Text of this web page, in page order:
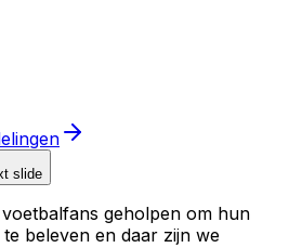
slide
geholpen om hun
beleven en daar zijn we